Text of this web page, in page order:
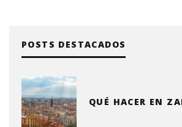
POSTS DESTACADOS
QUÉ HACER EN